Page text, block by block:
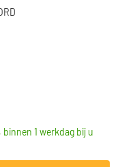
1 werkdag bij u